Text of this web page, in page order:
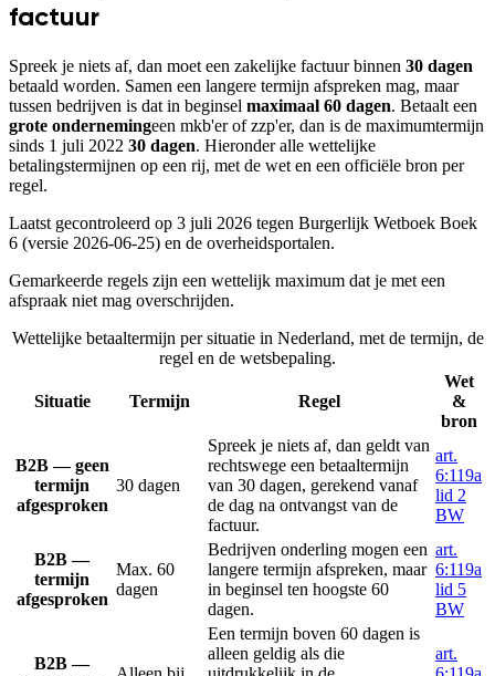
factuur
Spreek je niets af, dan moet een zakelijke factuur binnen 30 dagen
betaald worden. Samen een langere termijn afspreken mag, maar
tussen bedrijven is dat in beginsel maximaal 60 dagen. Betaalt een
grote ondernemingeen mkb'er of zzp'er, dan is de maximumtermijn
sinds 1 juli 2022 30 dagen. Hieronder alle wettelijke
betalingstermijnen op een rij, met de wet en een officiële bron per
regel.
Laatst gecontroleerd op 3 juli 2026 tegen Burgerlijk Wetboek Boek
6 (versie 2026-06-25) en de overheidsportalen.
Gemarkeerde regels zijn een wettelijk maximum dat je met een
afspraak niet mag overschrijden.
Wettelijke betaaltermijn per situatie in Nederland, met de termijn, de
regel en de wetsbepaling.
Situatie Termijn Regel
Wet
&
bron
B2B — geen
termijn
afgesproken
30 dagen
Spreek je niets af, dan geldt van
rechtswege een betaaltermijn
van 30 dagen, gerekend vanaf
de dag na ontvangst van de
factuur.
art.
6:119a
lid 2
BW
B2B —
termijn
afgesproken
Max. 60
dagen
Bedrijven onderling mogen een
langere termijn afspreken, maar
in beginsel ten hoogste 60
dagen.
art.
6:119a
lid 5
BW
B2B —
Een termijn boven 60 dagen is
alleen geldig als die
art.